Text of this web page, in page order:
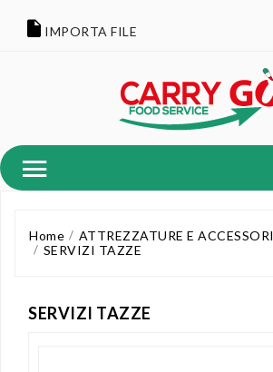
IMPORTA FILE
Home ATTREZZATURE E ACCESSORI
SERVIZI TAZZE
SERVIZI TAZZE